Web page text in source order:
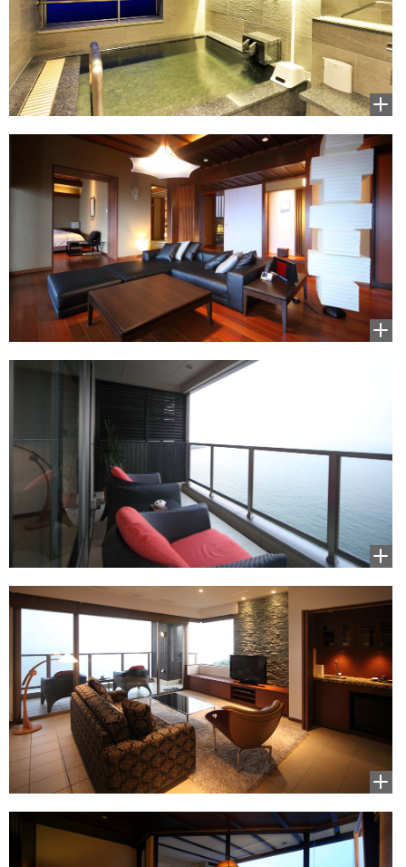
拡大
して
見る
拡大
して
見る
拡大
して
見る
拡大
して
見る